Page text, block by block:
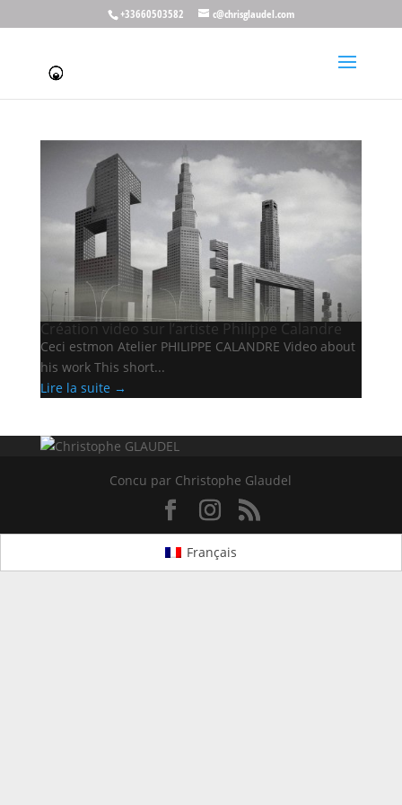
+33660503582 c@chrisglaudel.com
Mois :
Création video sur l’artiste Philippe Calandre
Ceci estmon Atelier PHILIPPE CALANDRE Video about
his work This short...
Lire la suite →
Concu par Christophe Glaudel
Français